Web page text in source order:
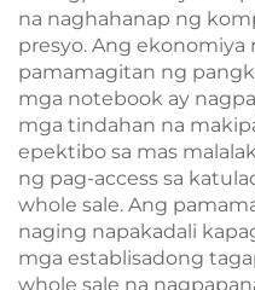
na naghahanap ng
presyo. Ang ekonomiya
pamamagitan ng
mga notebook ay
mga tindahan na
epektibo sa mas
ng pag-access sa
whole sale. Ang
naging napakadali
mga establisadong
whole sale na